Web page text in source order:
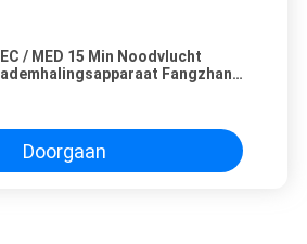
EC / MED 15 Min Noodvlucht
ademhalingsapparaat Fangzhan
Doorgaan